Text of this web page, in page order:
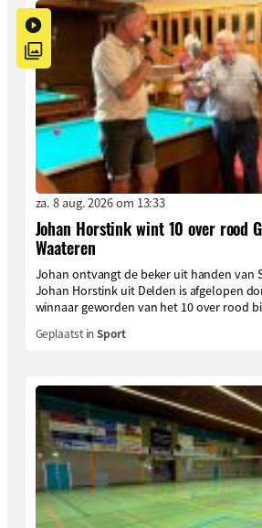
za. 8 aug. 2026 om 13:33
Johan Horstink wint 10 over rood
Waateren
Johan ontvangt de beker uit handen van
Johan Horstink uit Delden is afgelopen
winnaar geworden van het 10 over rood
Geplaatst inSport